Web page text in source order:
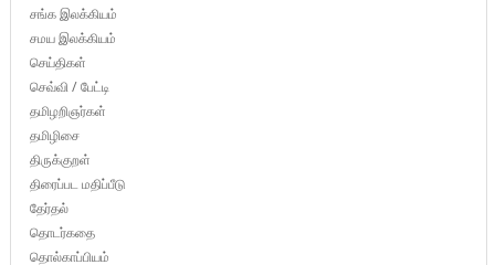
சங்க இலக்கியம்
சமய இலக்கியம்
செய்திகள்
செவ்வி / பேட்டி
தமிழறிஞர்கள்
தமிழிசை
திருக்குறள்
திரைப்பட மதிப்பீடு
தேர்தல்
தொடர்கதை
தொல்காப்பியம்